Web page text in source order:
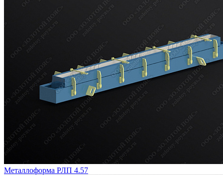
Металлоформа РЛП 4.57